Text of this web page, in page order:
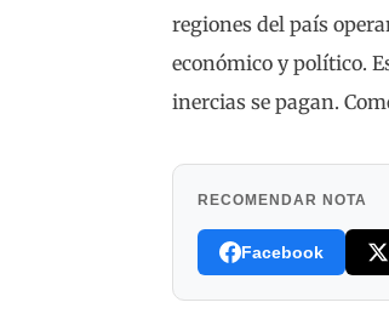
regiones del país
económico y político.
inercias se pagan.
RECOMENDAR NOTA
Facebook